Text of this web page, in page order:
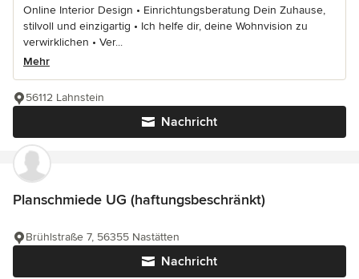
Online Interior Design • Einrichtungsberatung Dein Zuhause,
stilvoll und einzigartig • Ich helfe dir, deine Wohnvision zu
verwirklichen • Ver...
Mehr
Nachricht
56112 Lahnstein
Planschmiede UG (haftungsbeschränkt)
Nachricht
Brühlstraße 7, 56355 Nastätten